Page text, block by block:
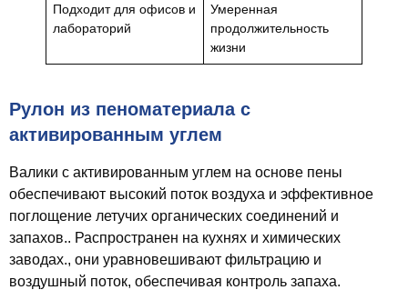
Подходит для офисов и
лабораторий
Умеренная
продолжительность
жизни
Рулон из пеноматериала с
активированным углем
Валики с активированным углем на основе пены
обеспечивают высокий поток воздуха и эффективное
поглощение летучих органических соединений и
запахов.. Распространен на кухнях и химических
заводах., они уравновешивают фильтрацию и
воздушный поток, обеспечивая контроль запаха.